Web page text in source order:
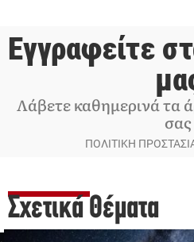
Εγγραφείτε
Λάβετε καθημερινά τα
σας
ΠΟΛΙΤΙΚΗ
Σχετικά Θέματα